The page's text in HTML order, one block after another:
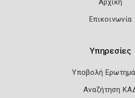
Αρχική
Επικοινωνία
Υπηρεσίες
Υποβολή
Αναζήτηση